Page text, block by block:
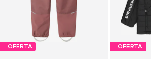
OFERTA OFERTA